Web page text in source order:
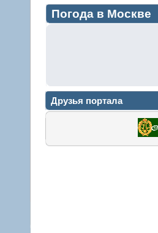
Погода в Москве
Друзья портала